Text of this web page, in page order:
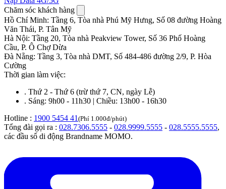
Chăm sóc khách hàng
Hồ Chí Minh: Tầng 6, Tòa nhà Phú Mỹ Hưng, Số 08 đường Hoàng
Văn Thái, P. Tân Mỹ
Hà Nội: Tầng 20, Tòa nhà Peakview Tower, Số 36 Phố Hoàng
Cầu, P. Ô Chợ Dừa
Đà Nẵng: Tầng 3, Tòa nhà DMT, Số 484-486 đường 2/9, P. Hòa
Cường
Thời gian làm việc:
. Thứ 2 - Thứ 6 (trừ thứ 7, CN, ngày Lễ)
. Sáng: 9h00 - 11h30 | Chiều: 13h00 - 16h30
Hotline : 1900 5454 41 (Phí 1.000đ/phút)
Tổng đài gọi ra : 028.7306.5555 - 028.9999.5555 - 028.5555.5555,
các đầu số di động Brandname MOMO.